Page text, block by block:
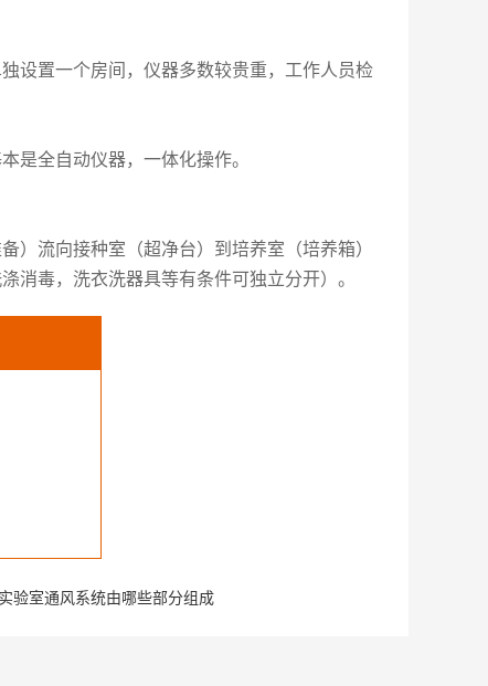
设置一个房间，仪器多数较贵重，工作人员检
是全自动仪器，一体化操作。
）流向接种室（超净台）到培养室（培养箱）
消毒，洗衣洗器具等有条件可独立分开）。
实验室通风系统由哪些部分组成